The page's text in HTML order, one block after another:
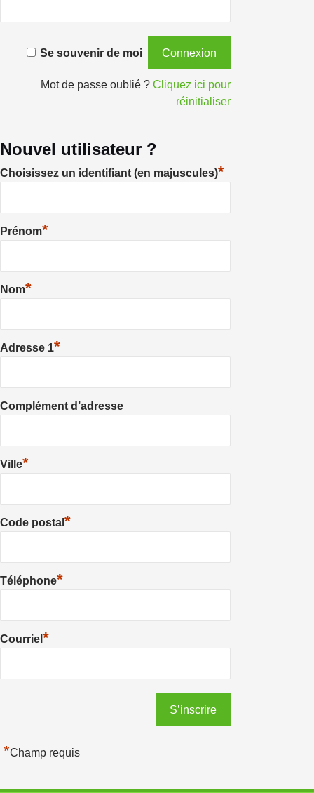
Se souvenir de moi
Mot de passe oublié ?Cliquez ici pour
réinitialiser
Nouvel utilisateur ?
Choisissez un identifiant (en majuscules)*
Prénom*
Nom*
Adresse 1*
Complément d’adresse
Ville*
Code postal *
Téléphone*
Courriel *
*Champ requis